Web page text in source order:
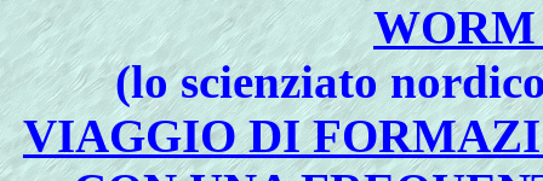
(lo scienziato
VIAGGIO DI